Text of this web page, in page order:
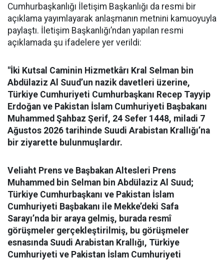
Cumhurbaşkanlığı İletişim Başkanlığı da resmi bir
açıklama yayımlayarak anlaşmanın metnini kamuoyuyla
paylaştı. İletişim Başkanlığı’ndan yapılan resmi
açıklamada şu ifadelere yer verildi:
"İki Kutsal Caminin Hizmetkârı Kral Selman bin
Abdülaziz Al Suud’un nazik davetleri üzerine,
Türkiye Cumhuriyeti Cumhurbaşkanı Recep Tayyip
Erdoğan ve Pakistan İslam Cumhuriyeti Başbakanı
Muhammed Şahbaz Şerif, 24 Sefer 1448, miladi 7
Ağustos 2026 tarihinde Suudi Arabistan Krallığı’na
bir ziyarette bulunmuşlardır.
Veliaht Prens ve Başbakan Altesleri Prens
Muhammed bin Selman bin Abdülaziz Al Suud;
Türkiye Cumhurbaşkanı ve Pakistan İslam
Cumhuriyeti Başbakanı ile Mekke’deki Safa
Sarayı’nda bir araya gelmiş, burada resmî
görüşmeler gerçekleştirilmiş, bu görüşmeler
esnasında Suudi Arabistan Krallığı, Türkiye
Cumhuriyeti ve Pakistan İslam Cumhuriyeti